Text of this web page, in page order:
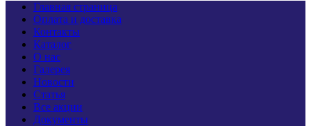
Главная страница
Оплата и доставка
Контакты
Каталог
О нас
Галерея
Новости
Статья
Все акции
Документы